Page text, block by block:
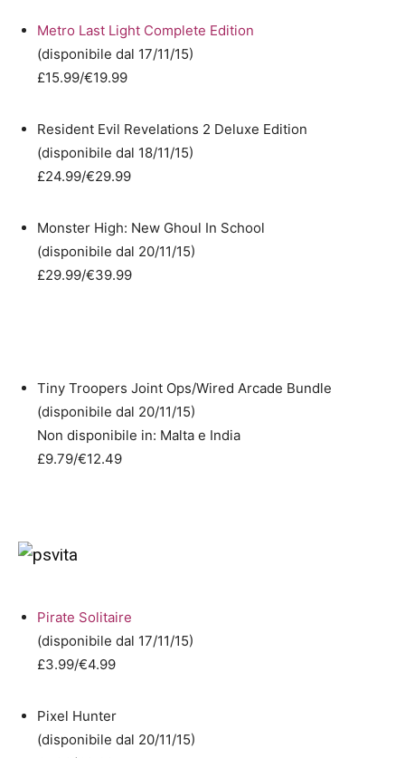
Metro Last Light Complete Edition
(disponibile dal 17/11/15)
£15.99/€19.99
Resident Evil Revelations 2 Deluxe Edition
(disponibile dal 18/11/15)
£24.99/€29.99
Monster High: New Ghoul In School
(disponibile dal 20/11/15)
£29.99/€39.99
Tiny Troopers Joint Ops/Wired Arcade Bundle
(disponibile dal 20/11/15)
Non disponibile in: Malta e India
£9.79/€12.49
Pirate Solitaire
(disponibile dal 17/11/15)
£3.99/€4.99
Pixel Hunter
(disponibile dal 20/11/15)